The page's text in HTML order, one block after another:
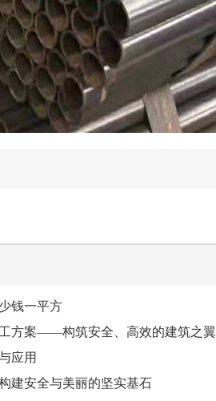
钱一平方
方案——构筑安全、高效的建筑之翼
应用
建安全与美丽的坚实基石